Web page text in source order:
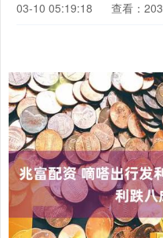
03-10 05:19:18
查看：203